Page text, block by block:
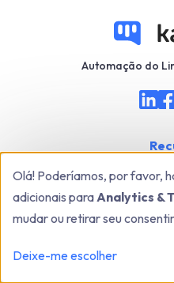
Automação do
Centro
Olá! Poderíamos, por favor,
adicionais paraAnalytics &
mudar ou retirar seu
Deixe-me escolher